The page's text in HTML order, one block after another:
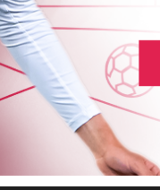
BEIDZIES
OTRĀ